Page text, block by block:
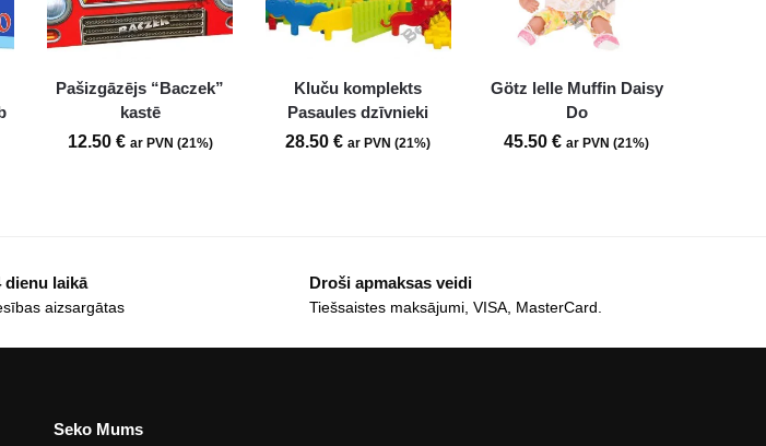
Pašizgāzējs “Baczek”
kastē
12.50 € ar PVN (21%)
Kluču komplekts
Pasaules dzīvnieki
28.50€ ar PVN (21%)
Götz lelle Muffin Daisy
Do
45.50€ ar PVN (21%)
dienu laikā
aizsargātas
Droši apmaksas veidi
Tiešsaistes maksājumi, VISA, MasterCard.
Seko Mums